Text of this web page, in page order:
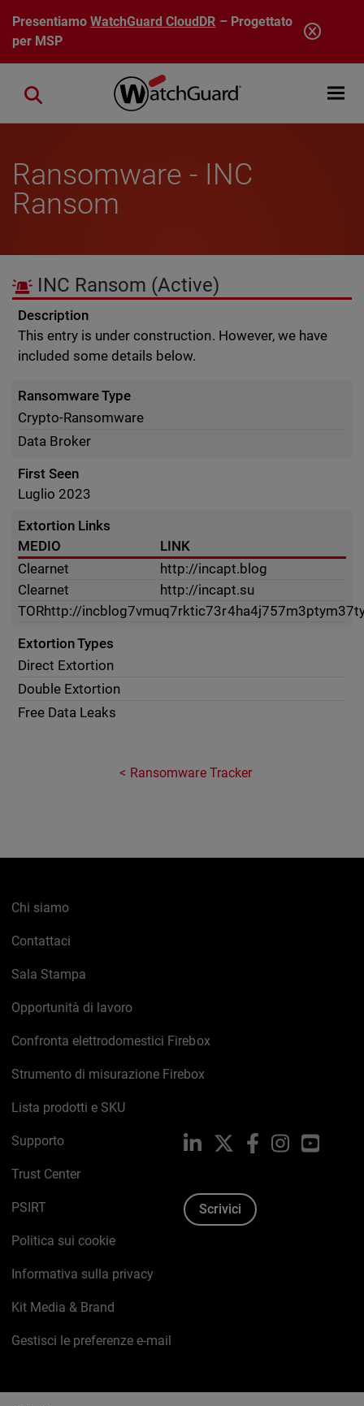
Salta al contenuto principale
PresentiamoWatchGuard CloudDR – Progettato
per MSP
Open
Close search
Ransomware - INC
Ransom
INC Ransom (Active)
Description
This entry is under construction. However, we have
included some details below.
Ransomware Type
Crypto-Ransomware
Data Broker
First Seen
Luglio 2023
Extortion Links
MEDIO
LINK
Clearnet
http://incapt.blog
Clearnet
http://incapt.su
TORhttp://
Extortion Types
Direct Extortion
Double Extortion
Free Data Leaks
Ransomware Tracker
Chi siamo
Contattaci
Sala Stampa
Opportunità di lavoro
Confronta elettrodomestici Firebox
Strumento di misurazione Firebox
Lista prodotti e SKU
Supporto
Trust Center
PSIRT
Politica sui cookie
Informativa sulla privacy
Kit Media & Brand
Gestisci le preferenze e-mail
LinkedIn FacebookInstagram
Scrivici